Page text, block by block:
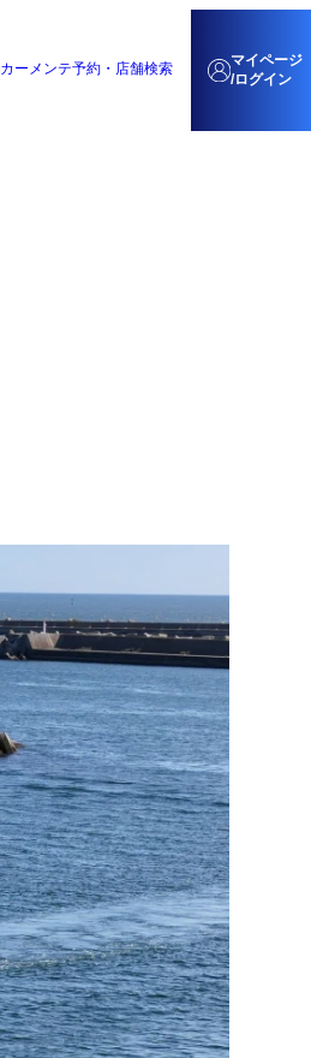
カーメンテ予約・店舗検索
検索
検索
マイページ
/ログイン